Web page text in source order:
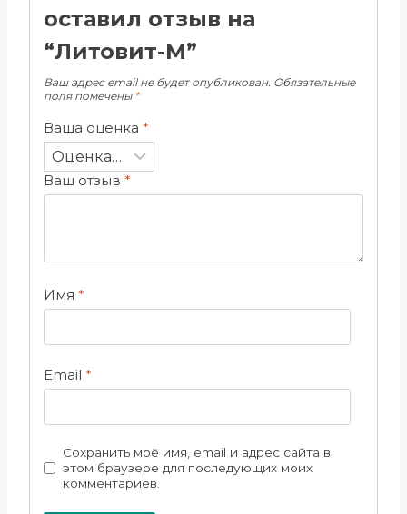
оставил отзыв на
“Литовит-М”
Ваш адрес email не будет опубликован. Обязательные
поля помечены *
Ваша оценка *
Ваш отзыв *
Имя *
Email *
Сохранить моё имя, email и адрес сайта в
этом браузере для последующих моих
комментариев.